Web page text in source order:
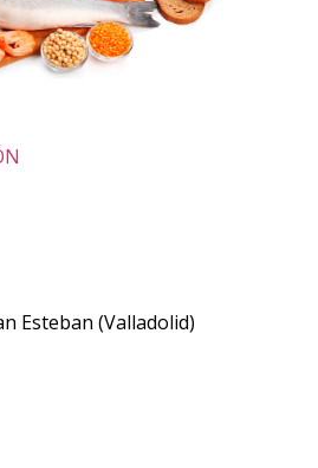
Esteban (Valladolid)